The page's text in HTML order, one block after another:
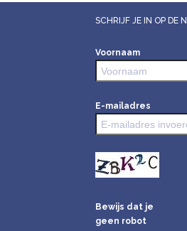
SCHRIJF JE IN OP DE
Voornaam
E-mailadres
Bewijs dat je
geen robot